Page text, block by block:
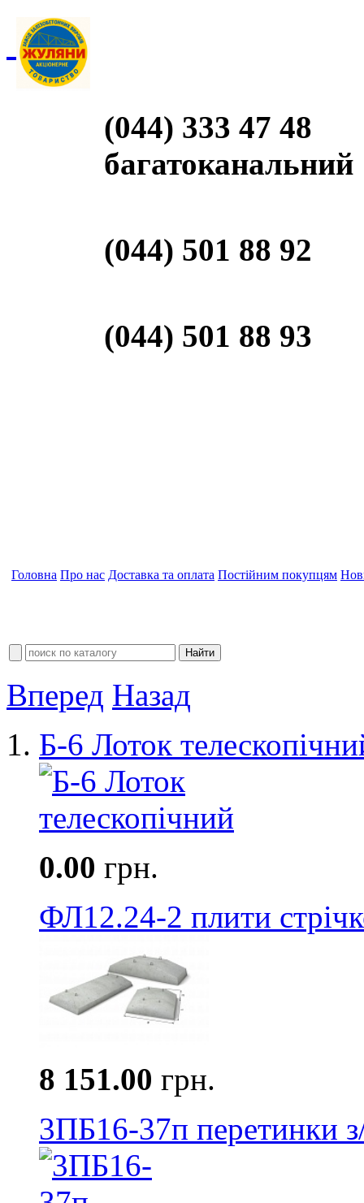
(044) 333 47 48
багатоканальний
(044) 501 88 92
(044) 501 88 93
Головна Про нас Доставка та оплата Постійним покупцям
Вперед Назад
Б-6 Лоток
0.00 грн.
ФЛ12.24-2 плити
8 151.00 грн.
3ПБ16-37п перетинки